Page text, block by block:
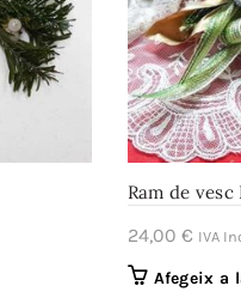
Ram de vesc
24,00 € IVA
Afegeix a